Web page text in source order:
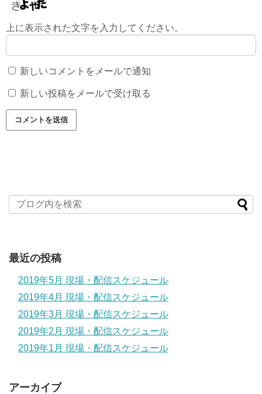
上に表示された文字を入力してください。
新しいコメントをメールで通知
新しい投稿をメールで受け取る
最近の投稿
2019年5月 現場・配信スケジュール
2019年4月 現場・配信スケジュール
2019年3月 現場・配信スケジュール
2019年2月 現場・配信スケジュール
2019年1月 現場・配信スケジュール
アーカイブ